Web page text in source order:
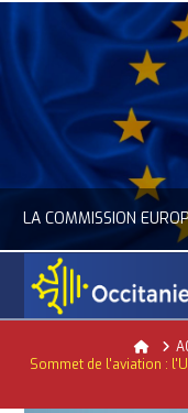
ACTUALITÉ DE L'UNION EUROPÉENNE,
Home
Sommet de l'aviation :